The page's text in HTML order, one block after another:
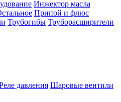
Инжектор масла
Припой и флюс
Трубогибы Труборасширители
давления Шаровые вентили